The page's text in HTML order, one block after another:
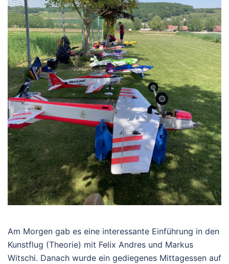
Am Morgen gab es eine interessante Einführung in den
Kunstflug (Theorie) mit Felix Andres und Markus
Witschi. Danach wurde ein gediegenes Mittagessen auf